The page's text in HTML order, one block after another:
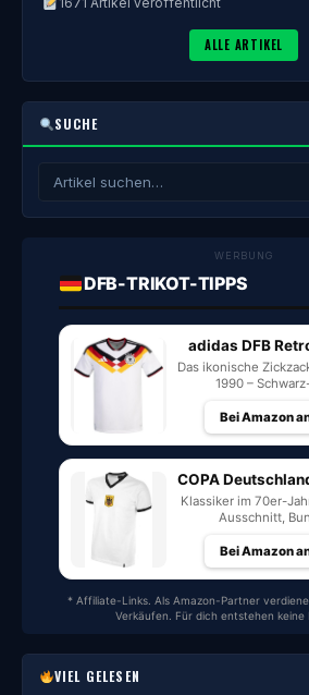
ALLE ARTIKEL
SUCHE
WERBUNG
DFB-TRIKOT-TIPPS
adidas DFB
Das ikonische
1990 –
Bei Amazon
COPA
Klassiker im 70er-
Ausschnitt,
Bei Amazon
* Affiliate-Links. Als Amazon-Partner
Verkäufen. Für dich entstehen keine
VIEL GELESEN